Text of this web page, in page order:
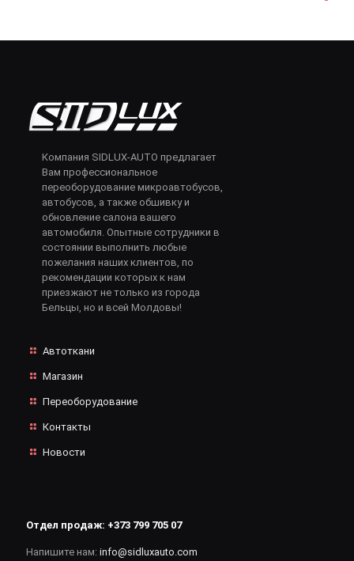
Компания SIDLUX-AUTO предлагает
Вам профессиональное
переоборудование микроавтобусов,
автобусов, а также обшивку и
обновление салона вашего
автомобиля. Опытные сотрудники в
состоянии выполнить любые
пожелания наших клиентов, по
рекомендации которых к нам
приезжают не только из города
Бельцы, но и всей Молдовы!
Автоткани
Магазин
Переоборудование
Контакты
Новости
Отдел продаж: +373 799 705 07
Напишите нам: info@sidluxauto.com